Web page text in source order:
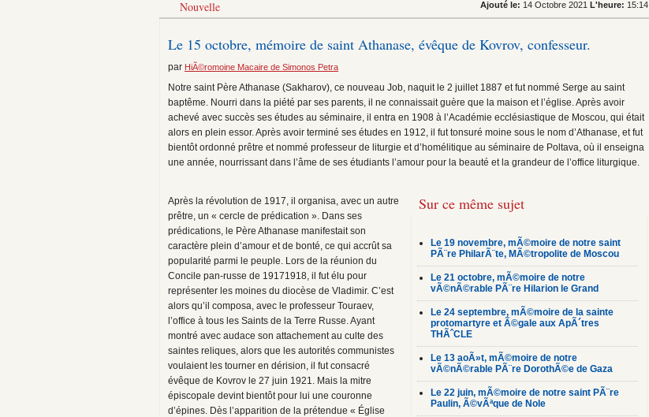
Nouvelle Ajouté le: 14 Octobre 2021 L'heure: 15:14
Le 15 octobre, mémoire de saint Athanase, évêque de Kovrov, confesseur.
par HiÃ©romoine Macaire de Simonos Petra
Notre saint Père Athanase (Sakharov), ce nouveau Job, naquit le 2 juillet 1887 et fut nommé Serge au saint
baptême. Nourri dans la piété par ses parents, il ne connaissait guère que la maison et l’église. Après avoir
achevé avec succès ses études au séminaire, il entra en 1908 à l’Académie ecclésiastique de Moscou, qui était
alors en plein essor. Après avoir terminé ses études en 1912, il fut tonsuré moine sous le nom d’Athanase, et fut
bientôt ordonné prêtre et nommé professeur de liturgie et d’homélitique au séminaire de Poltava, où il enseigna
une année, nourrissant dans l’âme de ses étudiants l’amour pour la beauté et la grandeur de l’office liturgique.
Sur ce même sujet
Le 19 novembre, mÃ©moire de notre saint
PÃ¨re PhilarÃ¨te, MÃ©tropolite de Moscou
Le 21 octobre, mÃ©moire de notre
vÃ©nÃ©rable PÃ¨re Hilarion le Grand
Le 24 septembre, mÃ©moire de la sainte
protomartyre et Ã©gale aux ApÃ´tres
THÃˆCLE
Le 13 aoÃ»t, mÃ©moire de notre
vÃ©nÃ©rable PÃ¨re DorothÃ©e de Gaza
Le 22 juin, mÃ©moire de notre saint PÃ¨re
Paulin, Ã©vÃªque de Nole
Après la révolution de 1917, il organisa, avec un autre
prêtre, un « cercle de prédication ». Dans ses
prédications, le Père Athanase manifestait son
caractère plein d’amour et de bonté, ce qui accrût sa
popularité parmi le peuple. Lors de la réunion du
Concile pan-russe de 19171918, il fut élu pour
représenter les moines du diocèse de Vladimir. C’est
alors qu’il composa, avec le professeur Touraev,
l’office à tous les Saints de la Terre Russe. Ayant
montré avec audace son attachement au culte des
saintes reliques, alors que les autorités communistes
voulaient les tourner en dérision, il fut consacré
évêque de Kovrov le 27 juin 1921. Mais la mitre
épiscopale devint bientôt pour lui une couronne
d’épines. Dès l’apparition de la prétendue « Église